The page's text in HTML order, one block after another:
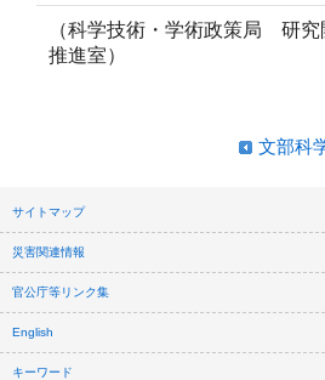
（科学技術・学術政策局 研
推進室）
文部科
サイトマップ
災害関連情報
官公庁等リンク集
English
キーワード